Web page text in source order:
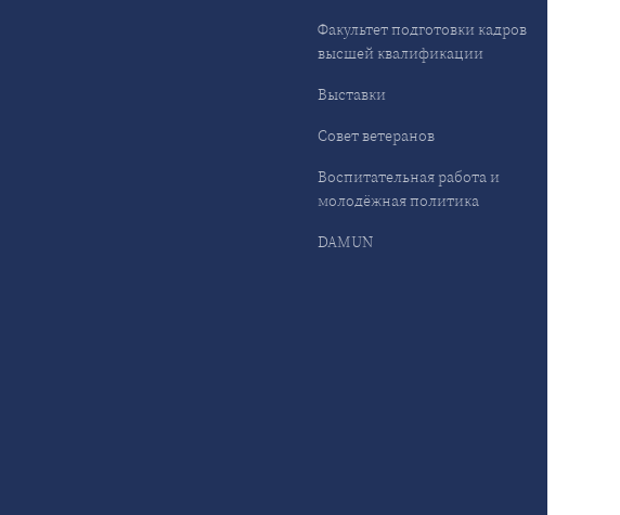
Факультет подготовки кадров
высшей квалификации
Выставки
Совет ветеранов
Воспитательная работа и
молодёжная политика
DAMUN